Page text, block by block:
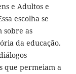
e Adultos e
escolha se
sobre as
da educação.
que permeiam a